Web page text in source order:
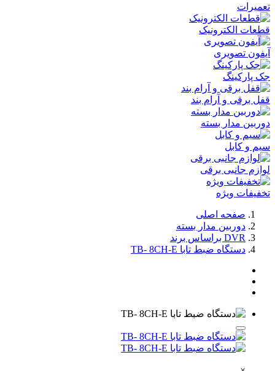
تعمیرات
قطعات الکترونیک
آیفون تصویری
جک پارکینگ
قفل برقی و آرام بند
دوربین مدار بسته
سیم و کابل
لوازم جانبی برقی
تخفیفات ویژه
صفحه اصلی
دوربین مدار بسته
DVR براساس برند
دستگاه ضبط تابا TB- 8CH-E